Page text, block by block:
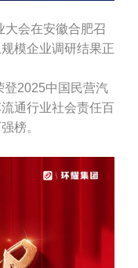
大会在安徽合肥召
模企业调研结果正
2025中国民营汽
通行业社会责任百
榜。